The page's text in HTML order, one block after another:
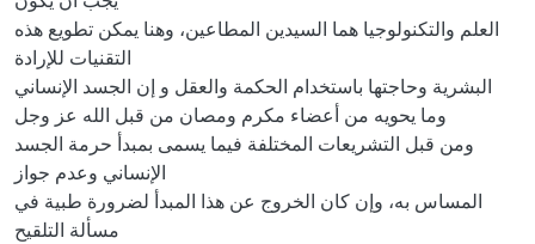
العلم والتكنولوجيا هما السيدين المطاعين، وهنا يمكن تطويع هذه
التقنيات للإرادة
البشرية وحاجتها باستخدام الحكمة والعقل و إن الجسد الإنساني
وما يحويه من أعضاء مكرم ومصان من قبل الله عز وجل
ومن قبل التشريعات المختلفة فيما يسمى بمبدأ حرمة الجسد
الإنساني وعدم جواز
المساس به، وإن كان الخروج عن هذا المبدأ لضرورة طبية في
مسألة التلقيح